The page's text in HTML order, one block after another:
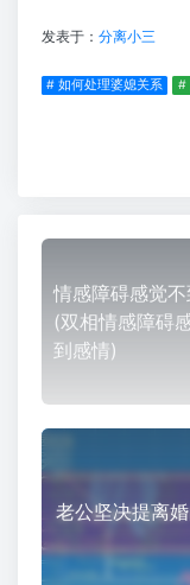
发表于： 分离小三
# 如何处理婆媳关系 #
情感障碍感觉
(双相情感障碍
到感情)
老公坚决提离